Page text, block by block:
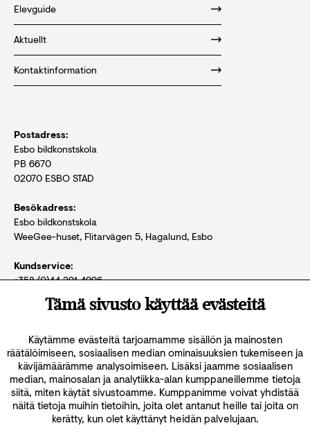
Tämä sivusto käyttää evästeitä
Käytämme evästeitä tarjoamamme sisällön ja mainosten
räätälöimiseen, sosiaalisen median ominaisuuksien tukemiseen ja
kävijämäärämme analysoimiseen. Lisäksi jaamme sosiaalisen
median, mainosalan ja analytiikka-alan kumppaneillemme tietoja
siitä, miten käytät sivustoamme. Kumppanimme voivat yhdistää
näitä tietoja muihin tietoihin, joita olet antanut heille tai joita on
kerätty, kun olet käyttänyt heidän palvelujaan.
Elevguide
Aktuellt
Kontaktinformation
Postadress:
Esbo biIdkonstskola
PB 6670
02070 ESBO STAD
Besökadress:
Esbo biIdkonstskola
WeeGee-huset, Flitarvägen 5, Hagalund, Esbo
Kundservice:
+358 (0)44 291 4996
toimisto@espoonkuvis.fi
tis.–fre. kl 10–15
kundtjänsten!